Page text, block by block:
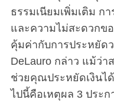
ธรรมเนียมเพิ่มเติม ก
และความไม่สะดวกข
คุ้มค่ากับการประหยัด
DeLauro กล่าว แม้ว่
ช่วยคุณประหยัดเงินไ
ไปนี้คือเหตุผล 3 ประ